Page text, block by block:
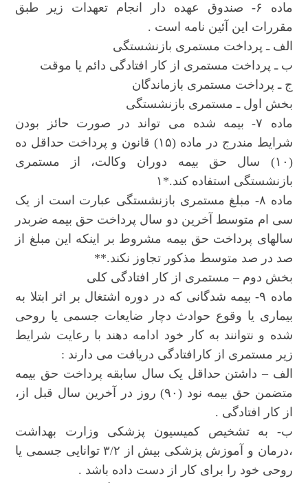
ماده ۶- صندوق عهده دار انجام تعهدات زیر طبق
مقررات این آئین نامه است .
الف ـ پرداخت مستمری بازنشستگی
ب ـ پرداخت مستمری از کار افتادگی دائم یا موقت
ج ـ پرداخت مستمری بازماندگان
بخش اول ـ مستمری بازنشستگی
ماده ۷- بیمه شده می تواند در صورت حائز بودن
شرایط مندرج در ماده (۱۵) قانون و پرداخت حداقل ده
(۱۰) سال حق بیمه دوران وکالت، از مستمری
بازنشستگی استفاده کند.*۱
ماده ۸- مبلغ مستمری بازنشستگی عبارت است از یک
سی ام متوسط آخرین دو سال پرداخت حق بیمه ضربدر
سالهای پرداخت حق بیمه مشروط بر اینکه این مبلغ از
صد در صد متوسط مذکور تجاوز نکند.**
بخش دوم – مستمری از کار افتادگی کلی
ماده ۹- بیمه شدگانی که در دوره اشتغال بر اثر ابتلا به
بیماری یا وقوع حوادث دچار ضایعات جسمی یا روحی
شده و نتوانند به کار خود ادامه دهند با رعایت شرایط
زیر مستمری از کارافتادگی دریافت می دارند :
الف – داشتن حداقل یک سال سابقه پرداخت حق بیمه
متضمن حق بیمه نود (۹۰) روز در آخرین سال قبل از،
از کار افتادگی .
ب- به تشخیص کمیسیون پزشکی وزارت بهداشت
،درمان و آموزش پزشکی بیش از ۳/۲ توانایی جسمی یا
روحی خود را برای کار از دست داده باشد .